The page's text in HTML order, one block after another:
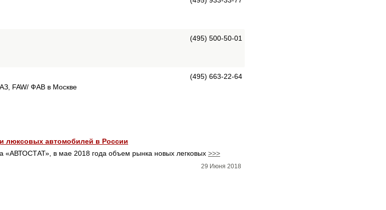
(495) 500-50-01
(495) 663-22-64
FAW/ ФАВ в Москве
люксовых автомобилей в России
«АВТОСТАТ», в мае 2018 года объем рынка новых легковых >>>
29 Июня 2018